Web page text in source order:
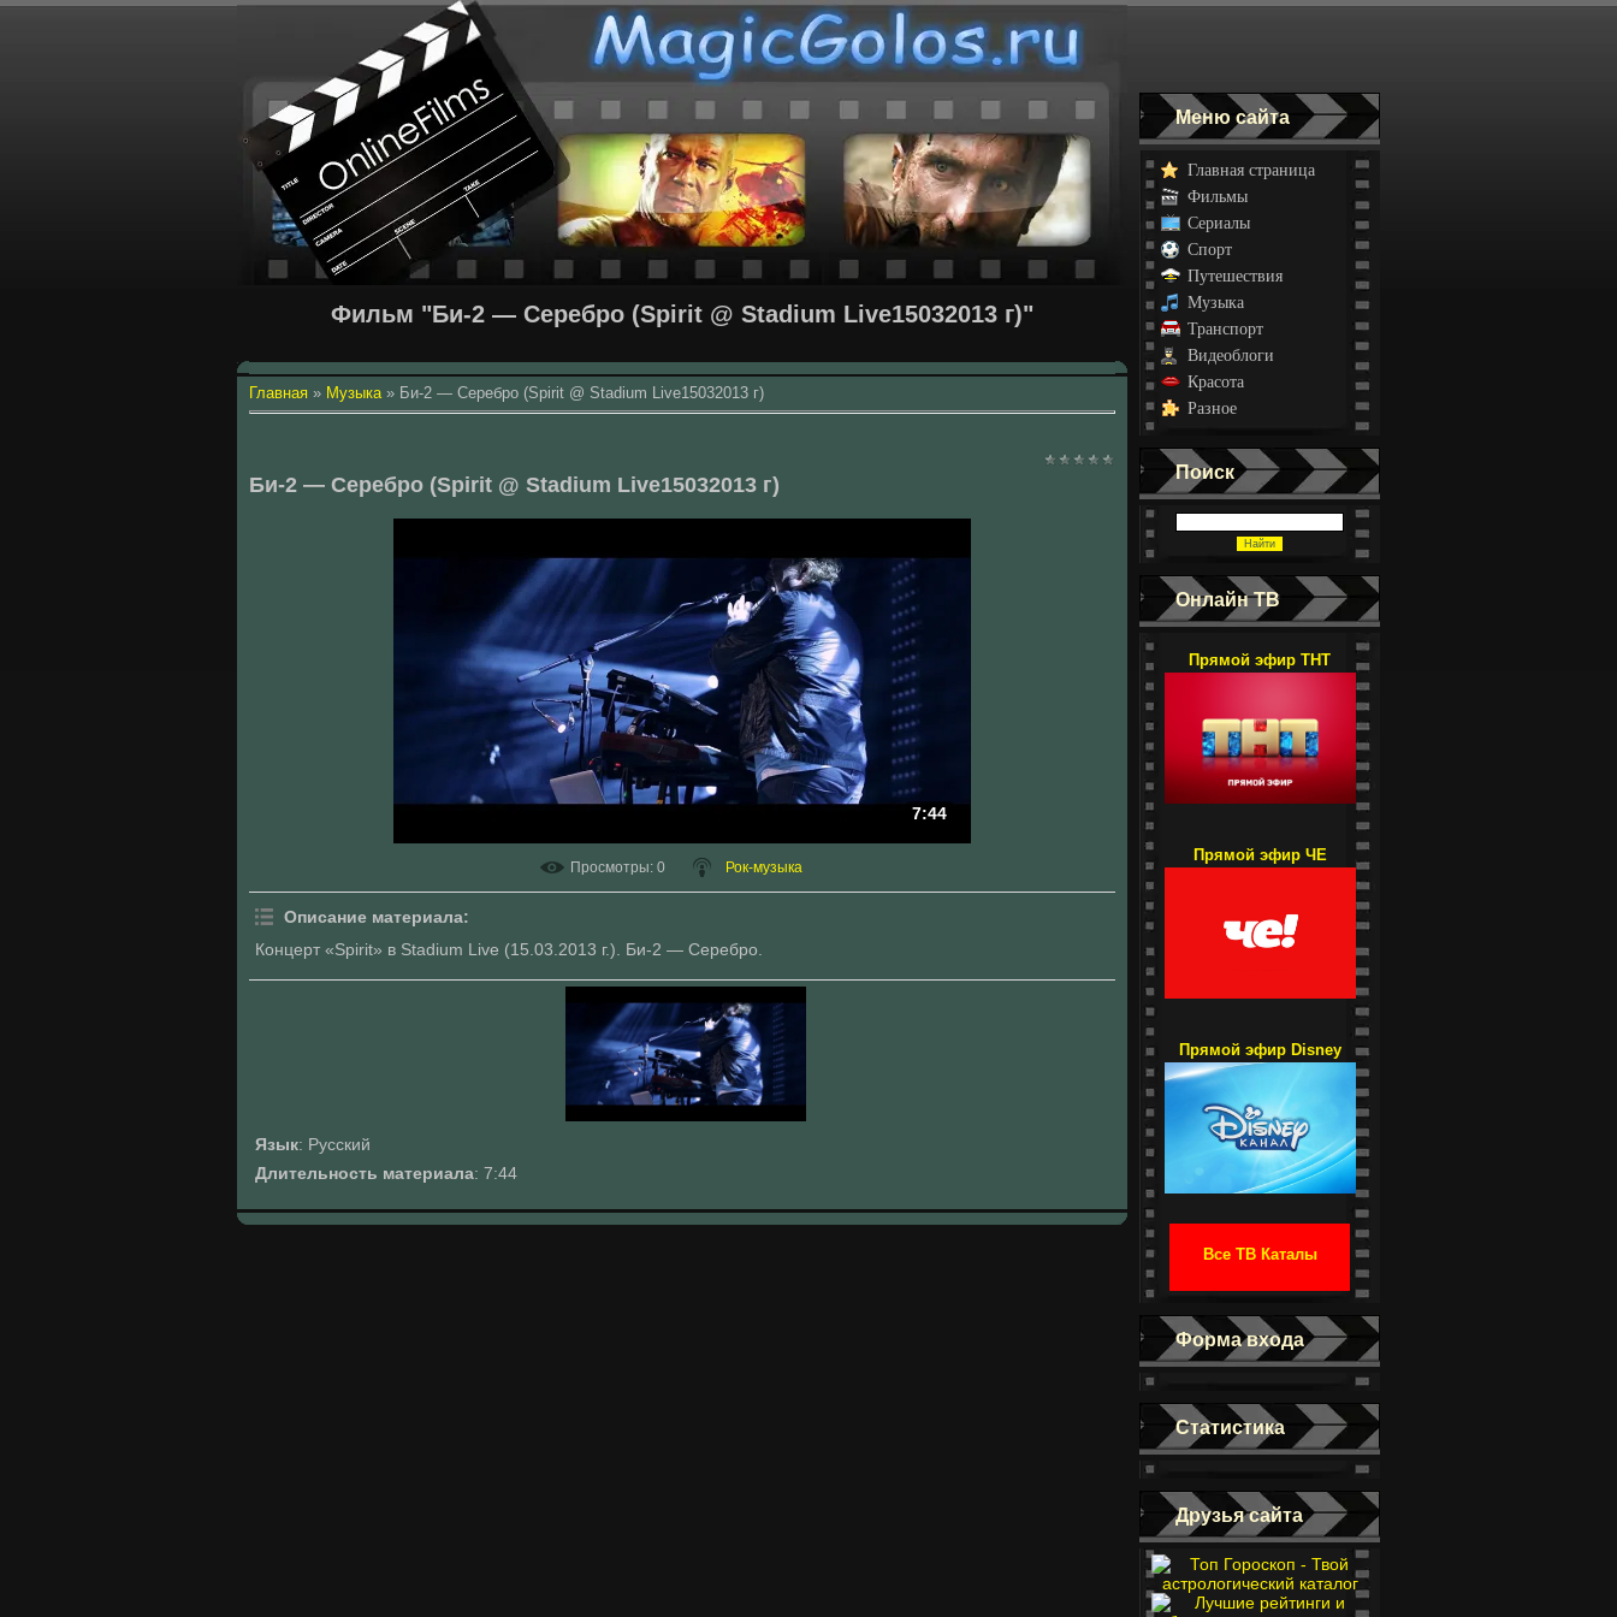
Фильм "Би-2 — Серебро (Spirit @ Stadium Live15032013 г)"
Главная » Музыка» Би-2 — Серебро (Spirit @ Stadium Live15032013 г)
Би-2 — Серебро (Spirit @ Stadium Live15032013 г)
7:44
Просмотры: 0 Рок-музыка
Описание материала:
Концерт «Spirit» в Stadium Live (15.03.2013 г.). Би-2 — Серебро.
Язык: Русский
Длительность материала: 7:44
Меню сайта
Главная страница
Фильмы
Сериалы
Спорт
Путешествия
Музыка
Транспорт
Видеоблоги
Красота
Разное
Поиск
Онлайн ТВ
Прямой эфир ТНТ
Прямой эфир ЧЕ
Прямой эфир Disney
Все ТВ Каталы
Форма входа
Статистика
Друзья сайта